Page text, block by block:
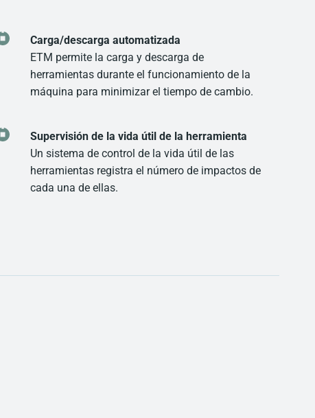
Carga/descarga automatizada
ETM permite la carga y descarga de
herramientas durante el funcionamiento de la
máquina para minimizar el tiempo de cambio.
Supervisión de la vida útil de la herramienta
Un sistema de control de la vida útil de las
herramientas registra el número de impactos de
cada una de ellas.